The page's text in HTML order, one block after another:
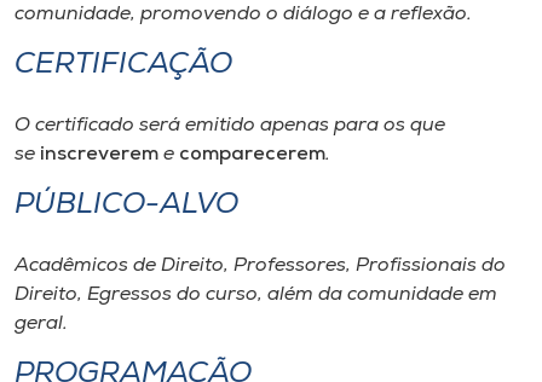
comunidade, promovendo o diálogo e a reflexão.
CERTIFICAÇÃO
O certificado será emitido apenas para os que
se inscreverem e comparecerem.
PÚBLICO-ALVO
Acadêmicos de Direito, Professores, Profissionais do
Direito, Egressos do curso, além da comunidade em
geral.
PROGRAMAÇÃO